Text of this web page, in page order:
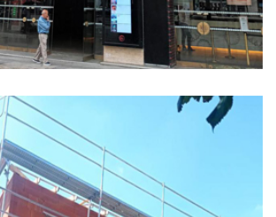
Bâtiment Marignan Les champs